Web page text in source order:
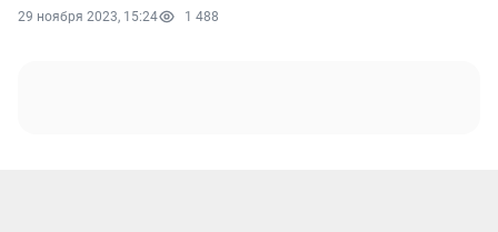
29 ноября 2023, 15:24 1 488